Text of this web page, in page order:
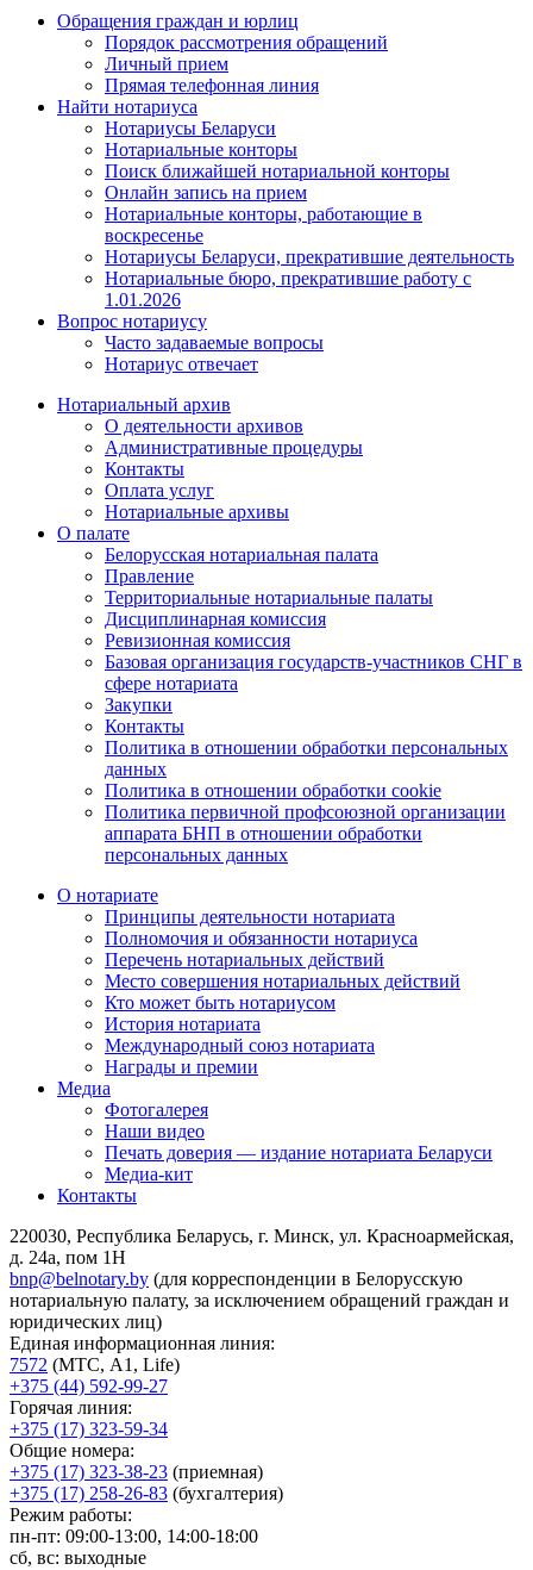
Обращения граждан и юрлиц
Порядок рассмотрения обращений
Личный прием
Прямая телефонная линия
Найти нотариуса
Нотариусы Беларуси
Нотариальные конторы
Поиск ближайшей нотариальной конторы
Онлайн запись на прием
Нотариальные конторы, работающие в
воскресенье
Нотариусы Беларуси, прекратившие деятельность
Нотариальные бюро, прекратившие работу с
1.01.2026
Вопрос нотариусу
Часто задаваемые вопросы
Нотариус отвечает
Нотариальный архив
О деятельности архивов
Административные процедуры
Контакты
Оплата услуг
Нотариальные архивы
О палате
Белорусская нотариальная палата
Правление
Территориальные нотариальные палаты
Дисциплинарная комиссия
Ревизионная комиссия
Базовая организация государств-участников СНГ в
сфере нотариата
Закупки
Контакты
Политика в отношении обработки персональных
данных
Политика в отношении обработки cookie
Политика первичной профсоюзной организации
аппарата БНП в отношении обработки
персональных данных
О нотариате
Принципы деятельности нотариата
Полномочия и обязанности нотариуса
Перечень нотариальных действий
Место совершения нотариальных действий
Кто может быть нотариусом
История нотариата
Международный союз нотариата
Награды и премии
Медиа
Фотогалерея
Наши видео
Печать доверия — издание нотариата Беларуси
Медиа-кит
Контакты
220030, Республика Беларусь, г. Минск, ул. Красноармейская,
д. 24а, пом 1Н
bnp@belnotary.by (для корреспонденции в Белорусскую
нотариальную палату, за исключением обращений граждан и
юридических лиц)
Единая информационная линия:
7572 (МТС, A1, Life)
+375 (44) 592-99-27
Горячая линия:
+375 (17) 323-59-34
Общие номера:
+375 (17) 323-38-23 (приемная)
+375 (17) 258-26-83 (бухгалтерия)
Режим работы:
пн-пт: 09:00-13:00, 14:00-18:00
сб, вс: выходные